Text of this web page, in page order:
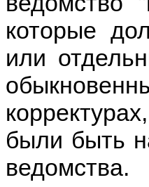
которые
или
были быть